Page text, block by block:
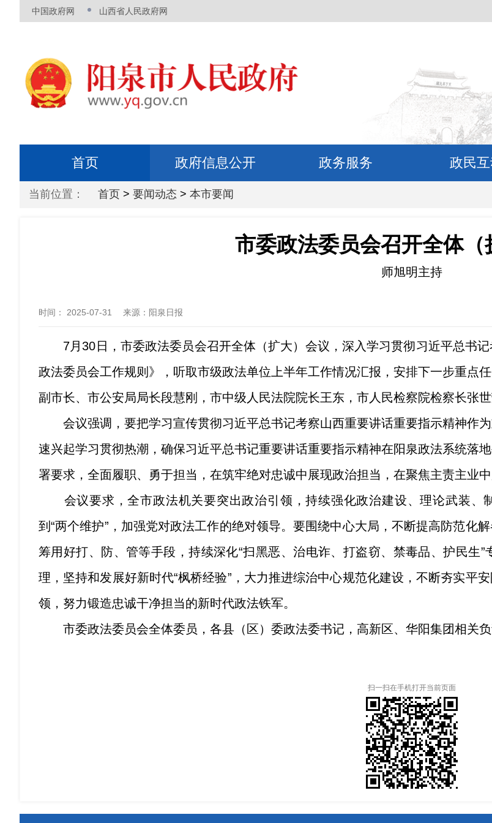
中国政府网 山西省人民政府网
首页 政府信息公开 政务服务 政民
当前位置： 首页 > 要闻动态 > 本市要闻
市委政法委员会召开全体（
师旭明主持
时间： 2025-07-31 来源 ：阳泉日报
7月30日，市委政法委员会召开全体（扩大）会议，深入学习贯彻习近平总书
政法委员会工作规则》，听取市级政法单位上半年工作情况汇报，安排下一步重点
副市长、市公安局局长段慧刚，市中级人民法院院长王东，市人民检察院检察长张世
会议强调，要把学习宣传贯彻习近平总书记考察山西重要讲话重要指示精神作
速兴起学习贯彻热潮，确保习近平总书记重要讲话重要指示精神在阳泉政法系统落
署要求，全面履职、勇于担当，在筑牢绝对忠诚中展现政治担当，在聚焦主责主业
会议要求，全市政法机关要突出政治引领，持续强化政治建设、理论武装、
到“两个维护”，加强党对政法工作的绝对领导。要围绕中心大局，不断提高防范化
筹用好打、防、管等手段，持续深化“扫黑恶、治电诈、打盗窃、禁毒品、护民生
理，坚持和发展好新时代“枫桥经验”，大力推进综治中心规范化建设，不断夯实平
领，努力锻造忠诚干净担当的新时代政法铁军。
市委政法委员会全体委员，各县（区）委政法委书记，高新区、华阳集团相关负
扫一扫在手机打开当前页面